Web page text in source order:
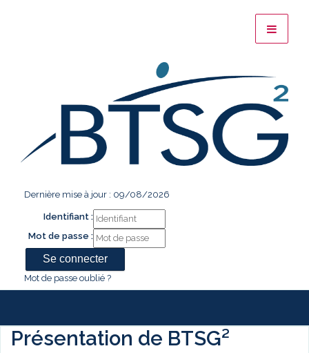
Dernière mise à jour : 09/08/2026
Identifiant :
Mot de passe :
Mot de passe oublié ?
Présentation de BTSG²